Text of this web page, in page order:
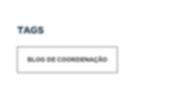
TAGS
BLOG DE COORDENAÇÃO